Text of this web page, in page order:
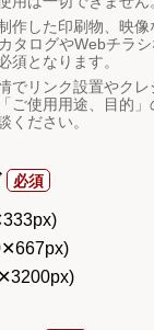
作した印刷物、映像
タログやWebチラシ
須となります。
でリンク設置やクレ
ご使用用途、目的
ください。